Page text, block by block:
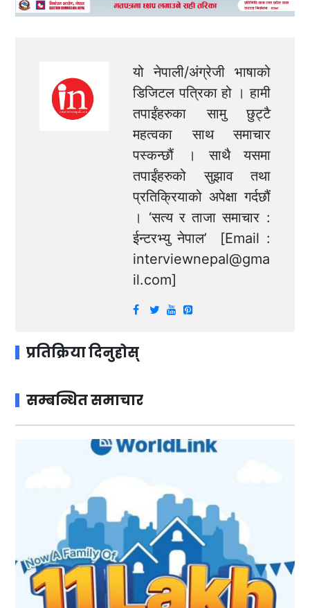
यो नेपाली/अंग्रेजी भाषाको
डिजिटल पत्रिका हो । हामी
तपाईंहरुका सामु छुट्टै
महत्वका साथ समाचार
पस्कन्छौं । साथै यसमा
तपाईंहरुको सुझाव तथा
प्रतिक्रियाको अपेक्षा गर्दछौं
। ‘सत्य र ताजा समाचार :
ईन्टरभ्यु नेपाल’ [Email :
interviewnepal@gma
il.com]
प्रतिक्रिया दिनुहोस्
सम्बन्धित समाचार